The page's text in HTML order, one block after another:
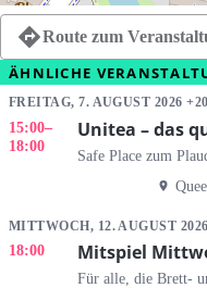
Route zum
ÄHNLICHE
FREITAG, 7. AUGUST 2026
15:00–
18:00
Unitea – das
Safe Place zum
MITTWOCH, 12. AUGUST 2026
18:00 Mitspiel
Für alle, die Brett-